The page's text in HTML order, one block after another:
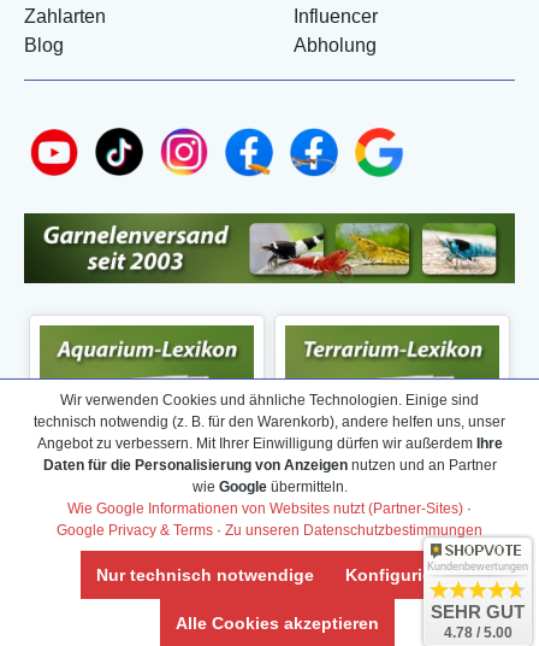
Zahlarten
Blog
Influencer
Abholung
Wir verwenden Cookies und ähnliche Technologien. Einige sind
technisch notwendig (z. B. für den Warenkorb), andere helfen uns, unser
Angebot zu verbessern. Mit Ihrer Einwilligung dürfen wir außerdem Ihre
Daten für die Personalisierung von Anzeigennutzen und an Partner
wie Googleübermitteln.
Wie Google Informationen von Websites nutzt (Partner-Sites) ·
Google Privacy & Terms · Zu unseren Datenschutzbestimmungen
Nur technisch notwendige Konfigurieren
Alle Cookies akzeptieren
Kundenbewertungen
SEHR GUT
4.78 / 5.00